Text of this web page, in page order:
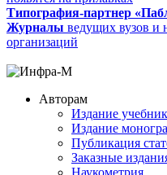
Типография-партнер
Журналы ведущих вузов и
организаций
Авторам
Издание
Издание
Публикация
Заказные
Наукометрия